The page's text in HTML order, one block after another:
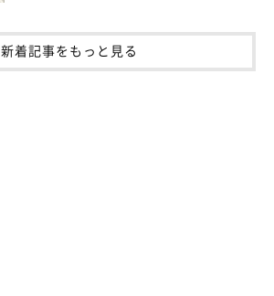
新着記事をもっと見る